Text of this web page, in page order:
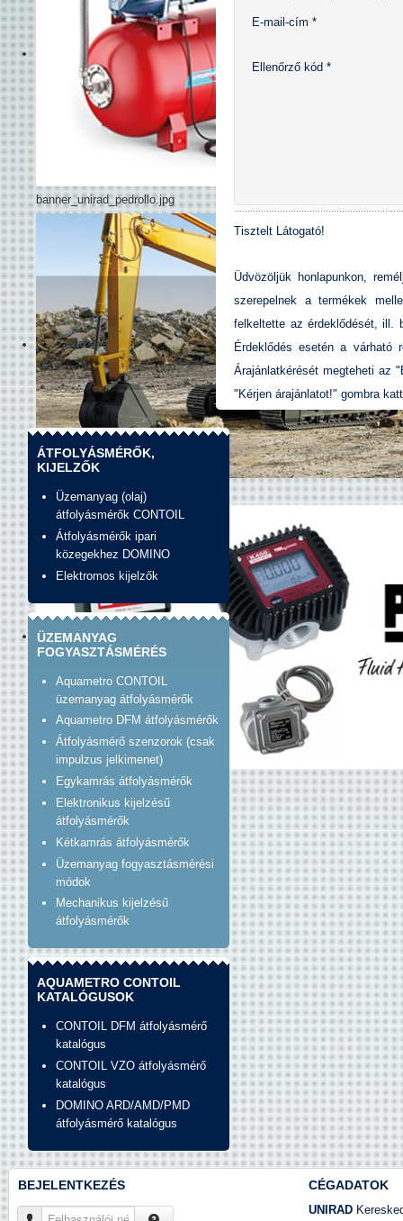
banner_unirad_pedrollo.jpg
banner_construction.jpg
Banner_unirad_piusi.jpg
E-mail-cím *
Ellenőrző kód *
Tisztelt Látogató!
Üdvözöljük honlapunkon,
szerepelnek a termékek
felkeltette az érdeklődését, ill.
Érdeklődés esetén a várható
Árajánlatkérését megteheti az
"Kérjen árajánlatot!" gombra
ÁTFOLYÁSMÉRŐK,
KIJELZŐK
Üzemanyag (olaj)
átfolyásmérők CONTOIL
Átfolyásmérők ipari
közegekhez DOMINO
Elektromos kijelzők
ÜZEMANYAG
FOGYASZTÁSMÉRÉS
Aquametro CONTOIL
üzemanyag átfolyásmérők
Aquametro DFM átfolyásmérők
Átfolyásmérő szenzorok (csak
impulzus jelkimenet)
Egykamrás átfolyásmérők
Elektronikus kijelzésű
átfolyásmérők
Kétkamrás átfolyásmérők
Üzemanyag fogyasztásmérési
módok
Mechanikus kijelzésű
átfolyásmérők
AQUAMETRO CONTOIL
KATALÓGUSOK
CONTOIL DFM átfolyásmérő
katalógus
CONTOIL VZO átfolyásmérő
katalógus
DOMINO ARD/AMD/PMD
átfolyásmérő katalógus
BEJELENTKEZÉS CÉGADATOK
UNIRAD